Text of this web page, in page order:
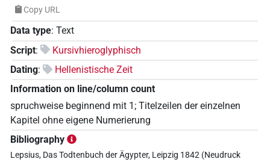
Copy URL
Data type: Text
Script:
Kursivhieroglyphisch
Dating:
Hellenistische Zeit
Information on line/column count
spruchweise beginnend mit 1; Titelzeilen der einzelnen
Kapitel ohne eigene Numerierung
Bibliography
Lepsius, Das Todtenbuch der Ägypter, Leipzig 1842 (Neudruck